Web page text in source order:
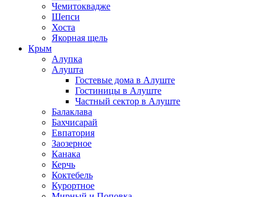
Чемитоквадже
Шепси
Хоста
Якорная щель
Крым
Алупка
Алушта
Гостевые дома в Алуште
Гостиницы в Алуште
Частный сектор в Алуште
Балаклава
Бахчисарай
Евпатория
Заозерное
Канака
Керчь
Коктебель
Курортное